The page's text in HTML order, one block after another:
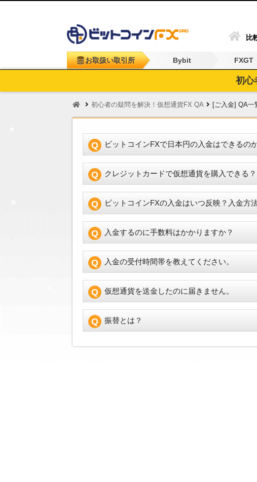
比
お取扱い取引所 Bybit FXGT
初心
初心者の疑問を解決！仮想通貨FX QA [ご入金] QA一
ビットコインFXで日本円の入金はできるの
クレジットカードで仮想通貨を購入できる
ビットコインFXの入金はいつ反映？入金方
入金するのに手数料はかかりますか？
入金の受付時間帯を教えてください。
仮想通貨を送金したのに届きません。
振替とは？